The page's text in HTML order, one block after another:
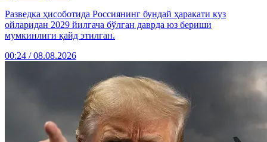
Разведка ҳисоботида Россиянинг бундай ҳаракати куз
ойларидан 2029 йилгача бўлган даврда юз бериши
мумкинлиги қайд этилган.
00:24 / 08.08.2026